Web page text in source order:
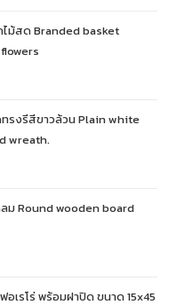
ไม้สด Branded basket
รงรีสีขาวล้วน Plain white
wreath.
ม Round wooden board
เรโร่ พร้อมฝาปิด ขนาด 15x45